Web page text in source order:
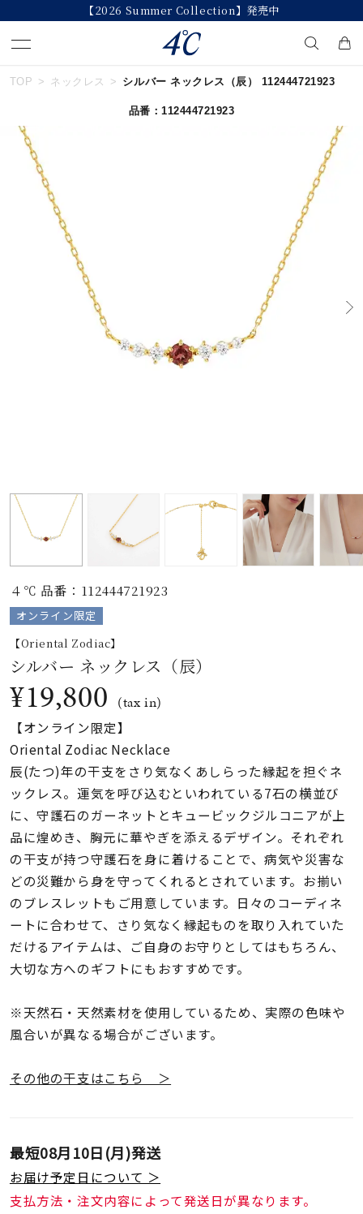
【2026 Summer Collection】発売中
キーワードで検索する
人気検索キーワード
#summer
#くまのプーさん
すべてのジュエリー
誕生石
石の色
ファッションテイス
ト
着用シーン
コレクション
レディース
リングサイズ
～
メンズ
リングサイズ
～
TOP ネックレス シルバー ネックレス（辰） 112444721923
品番：112444721923
４℃ 品番：112444721923
オンライン限定
【Oriental Zodiac】
シルバー ネックレス（辰）
¥19,800 (tax in)
【オンライン限定】
Oriental Zodiac Necklace
辰(たつ)年の干支をさり気なくあしらった縁起を担ぐネ
ックレス。運気を呼び込むといわれている7石の横並び
に、守護石のガーネットとキュービックジルコニアが上
品に煌めき、胸元に華やぎを添えるデザイン。それぞれ
の干支が持つ守護石を身に着けることで、病気や災害な
どの災難から身を守ってくれるとされています。お揃い
のブレスレットもご用意しています。日々のコーディネ
ートに合わせて、さり気なく縁起ものを取り入れていた
だけるアイテムは、ご自身のお守りとしてはもちろん、
大切な方へのギフトにもおすすめです。
※天然石・天然素材を使用しているため、実際の色味や
風合いが異なる場合がございます。
その他の干支はこちら ＞
最短08月10日(月)発送
お届け予定日について ＞
支払方法・注文内容によって発送日が異なります。